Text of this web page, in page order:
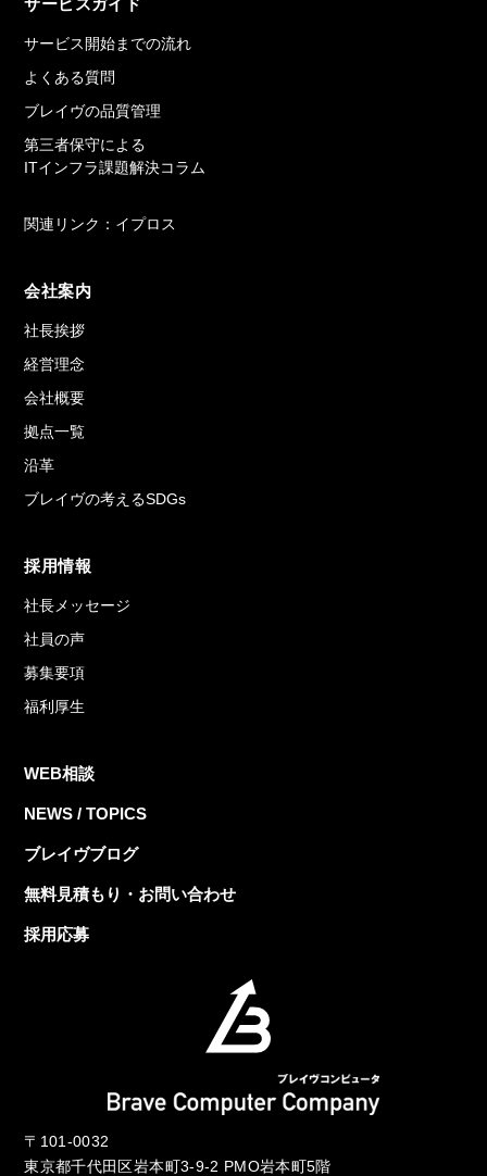
サービス開始までの流れ
よくある質問
ブレイヴの品質管理
第三者保守による
ITインフラ課題解決コラム
関連リンク：イプロス
会社案内
社長挨拶
経営理念
会社概要
拠点一覧
沿革
ブレイヴの考えるSDGs
採用情報
社長メッセージ
社員の声
募集要項
福利厚生
WEB相談
NEWS / TOPICS
ブレイヴブログ
無料見積もり・お問い合わせ
採用応募
〒101-0032
東京都千代田区岩本町3-9-2 PMO岩本町5階